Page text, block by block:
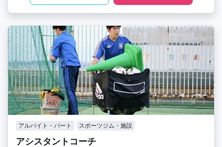
アルバイト・パート スポーツジム・施設
アシスタントコーチ